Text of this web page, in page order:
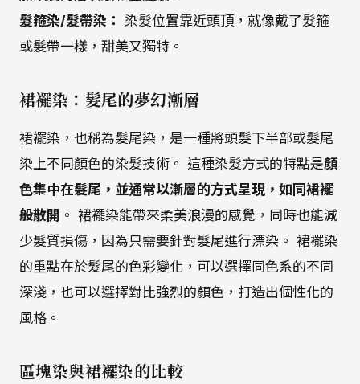
髮箍染/髮帶染： 染髮位置靠近頭頂，就像戴了髮箍
或髮帶一樣，甜美又獨特。
裙襬染：髮尾的夢幻漸層
裙襬染，也稱為髮尾染，是一種將頭髮下半部或髮尾
染上不同顏色的染髮技術。 這種染髮方式的特點是顏
色集中在髮尾，並通常以漸層的方式呈現，如同裙襬
般散開 。 裙襬染能帶來柔美浪漫的感覺，同時也能減
少髮質損傷，因為只需要針對髮尾進行漂染。 裙襬染
的重點在於髮尾的色彩變化，可以選擇同色系的不同
深淺，也可以選擇對比強烈的顏色，打造出個性化的
風格。
區塊染與裙襬染的比較